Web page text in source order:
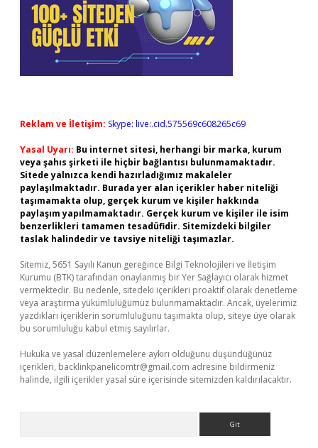
Reklam ve İletişim: Skype: live:.cid.575569c608265c69
Yasal Uyarı: Bu internet sitesi, herhangi bir marka, kurum
veya şahıs şirketi ile hiçbir bağlantısı bulunmamaktadır.
Sitede yalnızca kendi hazırladığımız makaleler
paylaşılmaktadır. Burada yer alan içerikler haber niteliği
taşımamakta olup, gerçek kurum ve kişiler hakkında
paylaşım yapılmamaktadır. Gerçek kurum ve kişiler ile isim
benzerlikleri tamamen tesadüfidir. Sitemizdeki bilgiler
taslak halindedir ve tavsiye niteliği taşımazlar.
Sitemiz, 5651 Sayılı Kanun gereğince Bilgi Teknolojileri ve İletişim
Kurumu (BTK) tarafından onaylanmış bir Yer Sağlayıcı olarak hizmet
vermektedir. Bu nedenle, sitedeki içerikleri proaktif olarak denetleme
veya araştırma yükümlülüğümüz bulunmamaktadır. Ancak, üyelerimiz
yazdıkları içeriklerin sorumluluğunu taşımakta olup, siteye üye olarak
bu sorumluluğu kabul etmiş sayılırlar.
Hukuka ve yasal düzenlemelere aykırı olduğunu düşündüğünüz
içerikleri, backlinkpanelicomtr@gmail.com adresine bildirmeniz
halinde, ilgili içerikler yasal süre içerisinde sitemizden kaldırılacaktır.